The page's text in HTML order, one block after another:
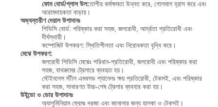
ফোম বোর্ড/গ্লাস উল:তাপীয় কর্মক্ষমতা উন্নত করে, গোলমাল হ্রাস করে এবং
আরামদায়কতা বাড়ায়।
অভ্যন্তরীণ দেয়াল উপাদানঃ
পিভিসি বোর্ড: পরিষ্কার করা সহজ, জলরোধী, আর্দ্রতা প্রতিরোধী এবং
দীর্ঘস্থায়ী।
কম্পোজিট উপকরণ: স্থিতিশীলতা এবং নিরোধকতা বৃদ্ধি করে।
মেঝে উপকরণ:
জলরোধী পিভিসি মেঝেঃ পরিধান-প্রতিরোধী, জলরোধী এবং পরিষ্কার করা
সহজ, বাথরুমের ট্রেলারে ব্যবহৃত হয়।
স্টেইনলেস স্টীল এমবসড প্যানেলঃ ক্ষয় প্রতিরোধী, টেকসই, এবং পরিষ্কার
করা সহজ, সাধারণত উচ্চ-শেষ ট্রেলার ব্যবহার করা হয়।
উইন্ডো ও ডোর উপাদানঃ
অ্যালুমিনিয়াম ফ্রেমঃ দরজা এবং জানালার জন্য হালকা ও টেকসই।